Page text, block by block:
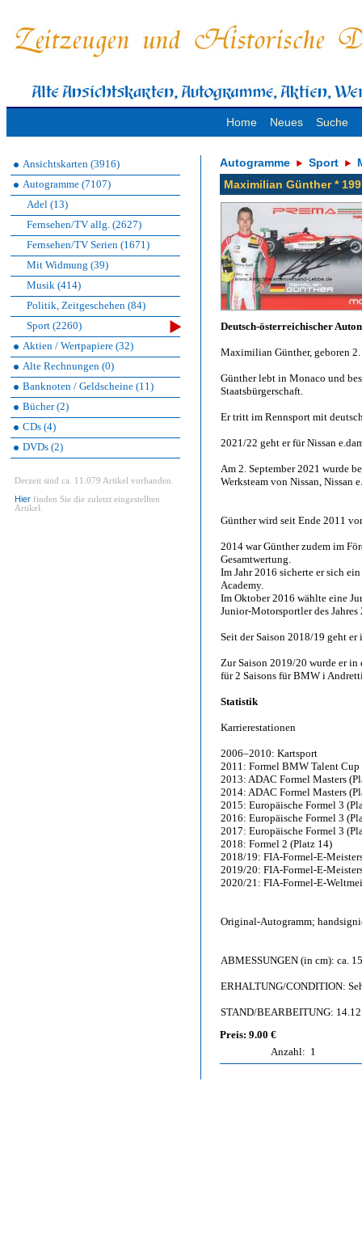
Home Neues Suche
Ansichtskarten (3916)
Autogramme (7107)
Adel (13)
Fernsehen/TV allg. (2627)
Fernsehen/TV Serien (1671)
Mit Widmung (39)
Musik (414)
Politik, Zeitgeschehen (84)
Sport (2260)
Aktien / Wertpapiere (32)
Alte Rechnungen (0)
Banknoten / Geldscheine (11)
Bücher (2)
CDs (4)
DVDs (2)
Derzeit sind ca. 11.079 Artikel vorhanden.
Hier finden Sie die zuletzt eingestellten
Artikel.
Autogramme Sport
Maximilian Günther *
Deutsch-österreichischer
Maximilian Günther, geboren
Günther lebt in Monaco und
Staatsbürgerschaft.
Er tritt im Rennsport mit
2021/22 geht er für Nissan
Am 2. September 2021 wurde
Werksteam von Nissan, Nissan
Günther wird seit Ende 2011
2014 war Günther zudem im
Gesamtwertung.
Im Jahr 2016 sicherte er sich
Academy.
Im Oktober 2016 wählte eine
Junior-Motorsportler des Jahres
Seit der Saison 2018/19 geht
Zur Saison 2019/20 wurde er
für 2 Saisons für BMW i
Statistik
Karrierestationen
2006–2010: Kartsport
2011: Formel BMW Talent Cup
2013: ADAC Formel Masters
2014: ADAC Formel Masters
2015: Europäische Formel 3
2016: Europäische Formel 3
2017: Europäische Formel 3
2018: Formel 2 (Platz 14)
2018/19: FIA-Formel-E-
2019/20: FIA-Formel-E-
2020/21: FIA-Formel-E-
Original-Autogramm;
ABMESSUNGEN (in cm): ca.
ERHALTUNG/CONDITION:
STAND/BEARBEITUNG:
Preis: 9.00 €
Anzahl: 1